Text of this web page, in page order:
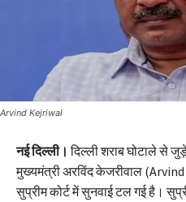
Arvind Kejriwal
नई दिल्ली। दिल्ली शराब घोटाले से
मुख्यमंत्री अरविंद केजरीवाल
सुप्रीम कोर्ट में सुनवाई टल गई है।